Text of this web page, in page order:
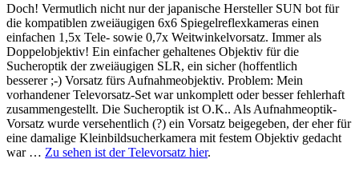
Doch! Vermutlich nicht nur der japanische Hersteller SUN bot für
die kompatiblen zweiäugigen 6x6 Spiegelreflexkameras einen
einfachen 1,5x Tele- sowie 0,7x Weitwinkelvorsatz. Immer als
Doppelobjektiv! Ein einfacher gehaltenes Objektiv für die
Sucheroptik der zweiäugigen SLR, ein sicher (hoffentlich
besserer ;-) Vorsatz fürs Aufnahmeobjektiv. Problem: Mein
vorhandener Televorsatz-Set war unkomplett oder besser fehlerhaft
zusammengestellt. Die Sucheroptik ist O.K.. Als Aufnahmeoptik-
Vorsatz wurde versehentlich (?) ein Vorsatz beigegeben, der eher für
eine damalige Kleinbildsucherkamera mit festem Objektiv gedacht
war … Zu sehen ist der Televorsatz hier.